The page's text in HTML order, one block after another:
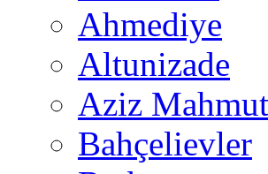
Ahmediye
Altunizade
Aziz
Bahçelievler